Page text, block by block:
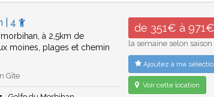
| 4
à 2,5km de
moines, plages et chemin
Gîte
de 351€ à 971€
la semaine selon saison
Ajoutez à ma
Voir cette location